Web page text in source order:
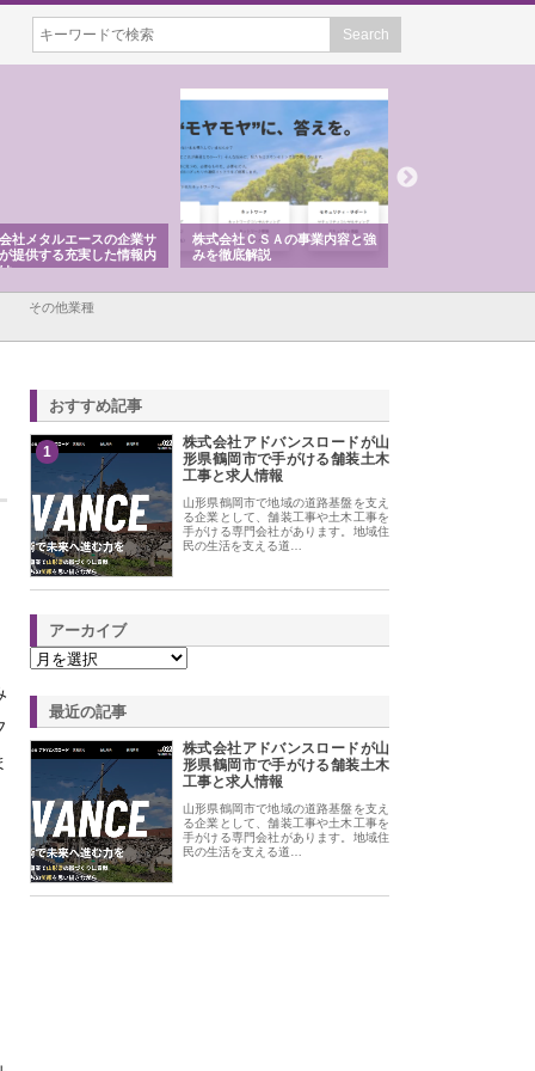
社メタルエースの企業サ
提供する充実した情報内
株式会社ＣＳＡの事業内容と強
みを徹底解説
その他業種
おすすめ記事
1
株式会社アドバンスロードが山
形県鶴岡市で手がける舗装土木
工事と求人情報
山形県鶴岡市で地域の道路基盤を支え
る企業として、舗装工事や土木工事を
手がける専門会社があります。地域住
民の生活を支える道…
アーカイブ
最近の記事
株式会社アドバンスロードが山
形県鶴岡市で手がける舗装土木
工事と求人情報
山形県鶴岡市で地域の道路基盤を支え
る企業として、舗装工事や土木工事を
手がける専門会社があります。地域住
民の生活を支える道…